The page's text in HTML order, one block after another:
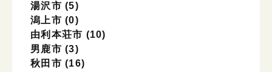
湯沢市 (5)
潟上市 (0)
由利本荘市 (10)
男鹿市 (3)
秋田市 (16)